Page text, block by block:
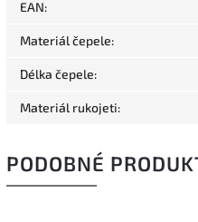
EAN:
Materiál čepele:
Délka čepele:
Materiál rukojeti:
PODOBNÉ